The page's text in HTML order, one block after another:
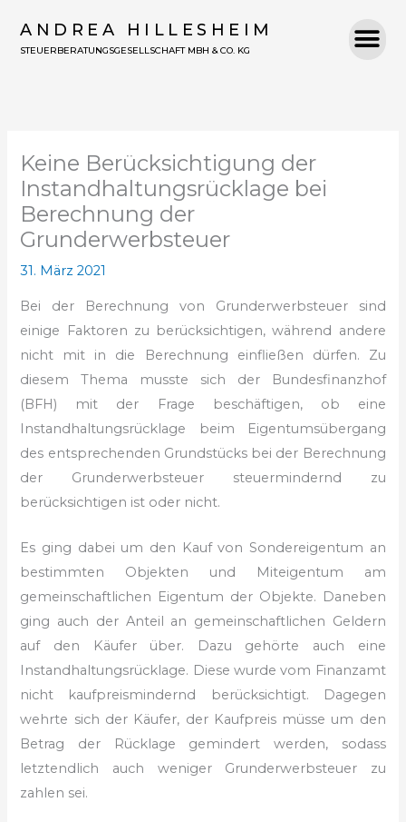
InhaltANDREA HILLESHEIM
STEUERBERATUNGSGESELLSCHAFT MBH & CO. KG
Keine Berücksichtigung der
Instandhaltungsrücklage bei
Berechnung der
Grunderwerbsteuer
31. März 2021
Bei der Berechnung von Grunderwerbsteuer sind
einige Faktoren zu berücksichtigen, während andere
nicht mit in die Berechnung einfließen dürfen. Zu
diesem Thema musste sich der Bundesfinanzhof
(BFH) mit der Frage beschäftigen,ob eine
Instandhaltungsrücklage beim Eigentumsübergang
des entsprechenden Grundstücks bei der Berechnung
der Grunderwerbsteuer steuermindernd zu
berücksichtigen ist oder nicht.
Es ging dabei um den Kauf von Sondereigentum an
bestimmten Objekten und Miteigentum am
gemeinschaftlichen Eigentum der Objekte. Daneben
ging auch der Anteil an gemeinschaftlichen Geldern
auf den Käufer über. Dazu gehörte auch eine
Instandhaltungsrücklage. Diese wurde vom Finanzamt
nicht kaufpreismindernd berücksichtigt. Dagegen
wehrte sich der Käufer, der Kaufpreis müsse um den
Betrag der Rücklage gemindert werden, sodass
letztendlich auch wenigerGrunderwerbsteuer zu
zahlen sei.